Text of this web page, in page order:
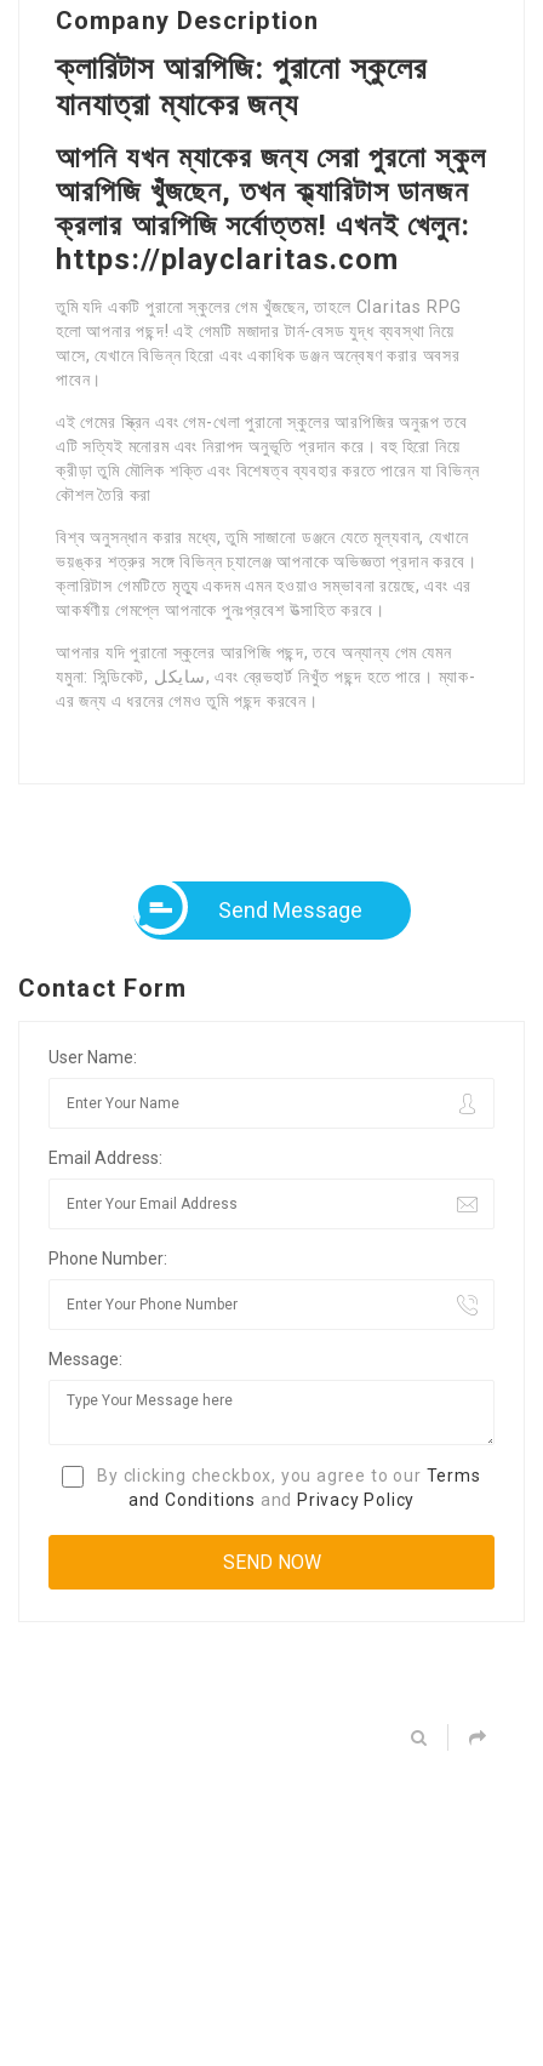
Company Description
ক্লারিটাস আরপিজি: পুরানো স্কুলের
যানযাত্রা ম্যাকের জন্য
আপনি যখন ম্যাকের জন্য সেরা পুরনো স্কুল
আরপিজি খুঁজছেন, তখন ক্ল্যারিটাস ডানজন
ক্রলার আরপিজি সর্বোত্তম! এখনই খেলুন:
https://playclaritas.com
তুমি যদি একটি পুরানো স্কুলের গেম খুঁজছেন, তাহলে Claritas RPG
হলো আপনার পছন্দ! এই গেমটি মজাদার টার্ন-বেসড যুদ্ধ ব্যবস্থা নিয়ে
আসে, যেখানে বিভিন্ন হিরো এবং একাধিক ডঞ্জন অন্বেষণ করার অবসর
পাবেন।
এই গেমের স্ক্রিন এবং গেম-খেলা পুরানো স্কুলের আরপিজির অনুরূপ তবে
এটি সত্যিই মনোরম এবং নিরাপদ অনুভূতি প্রদান করে। বহু হিরো নিয়ে
ক্রীড়া তুমি মৌলিক শক্তি এবং বিশেষত্ব ব্যবহার করতে পারেন যা বিভিন্ন
কৌশল তৈরি করা
বিশ্ব অনুসন্ধান করার মধ্যে, তুমি সাজানো ডঞ্জনে যেতে মূল্যবান, যেখানে
ভয়ঙ্কর শত্রুর সঙ্গে বিভিন্ন চ্যালেঞ্জ আপনাকে অভিজ্ঞতা প্রদান করবে।
ক্লারিটাস গেমটিতে মৃত্যু একদম এমন হওয়াও সম্ভাবনা রয়েছে, এবং এর
আকর্ষণীয় গেমপ্লে আপনাকে পুনঃপ্রবেশ উত্সাহিত করবে।
আপনার যদি পুরানো স্কুলের আরপিজি পছন্দ, তবে অন্যান্য গেম যেমন
যমুনা: সিন্ডিকেট, سايکل, এবং ব্রেভহার্ট নিখুঁত পছন্দ হতে পারে। ম্যাক-
এর জন্য এ ধরনের গেমও তুমি পছন্দ করবেন।
Send Message
Contact Form
User Name:
Email Address:
Phone Number:
Message:
By clicking checkbox, you agree to our Terms
and Conditions and Privacy Policy